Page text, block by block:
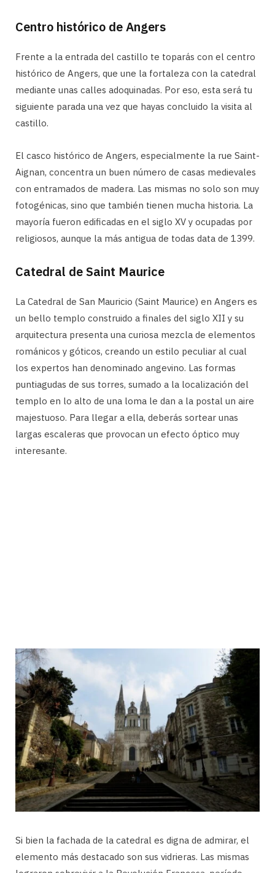
Centro histórico de Angers
Frente a la entrada del castillo te toparás con el centro
histórico de Angers, que une la fortaleza con la catedral
mediante unas calles adoquinadas. Por eso, esta será tu
siguiente parada una vez que hayas concluido la visita al
castillo.
El casco histórico de Angers, especialmente la rue Saint-
Aignan, concentra un buen número de casas medievales
con entramados de madera. Las mismas no solo son muy
fotogénicas, sino que también tienen mucha historia. La
mayoría fueron edificadas en el siglo XV y ocupadas por
religiosos, aunque la más antigua de todas data de 1399.
Catedral de Saint Maurice
La Catedral de San Mauricio (Saint Maurice) en Angers es
un bello templo construido a finales del siglo XII y su
arquitectura presenta una curiosa mezcla de elementos
románicos y góticos, creando un estilo peculiar al cual
los expertos han denominado angevino. Las formas
puntiagudas de sus torres, sumado a la localización del
templo en lo alto de una loma le dan a la postal un aire
majestuoso. Para llegar a ella, deberás sortear unas
largas escaleras que provocan un efecto óptico muy
interesante.
Si bien la fachada de la catedral es digna de admirar, el
elemento más destacado son sus vidrieras. Las mismas